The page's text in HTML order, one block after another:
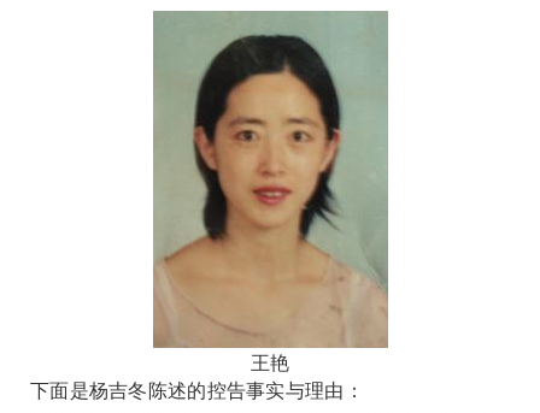
王艳
下面是杨吉冬陈述的控告事实与理由：